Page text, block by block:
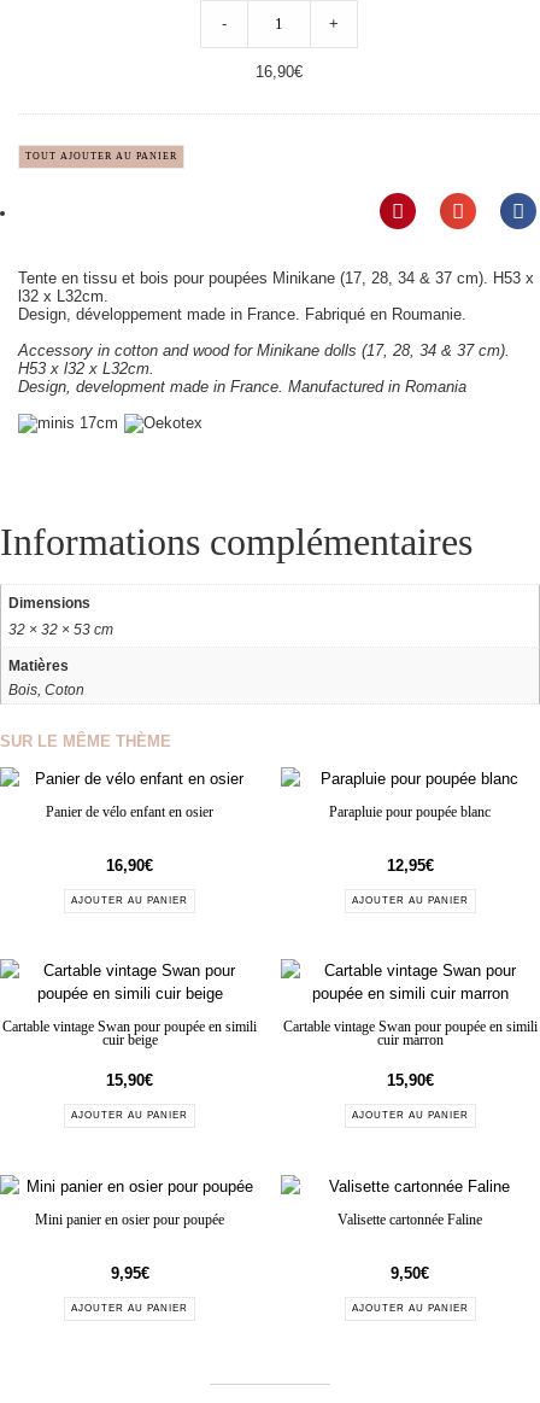
- +
16,90€
TOUT AJOUTER AU PANIER
Tente en tissu et bois pour poupées Minikane (17, 28, 34 & 37 cm). H53 x
l32 x L32cm.
Design, développement made in France. Fabriqué en Roumanie.
Accessory in cotton and wood for Minikane dolls (17, 28, 34 & 37 cm).
H53 x l32 x L32cm.
Design, development made in France. Manufactured in Romania
Informations complémentaires
Dimensions
32 × 32 × 53 cm
Matières
Bois, Coton
SUR LE MÊME THÈME
Panier de vélo enfant en osier
16,90€
AJOUTER AU PANIER
Parapluie pour poupée blanc
12,95€
AJOUTER AU PANIER
Cartable vintage Swan pour poupée en simili
cuir beige
15,90€
AJOUTER AU PANIER
Cartable vintage Swan pour poupée en simili
cuir marron
15,90€
AJOUTER AU PANIER
Mini panier en osier pour poupée
9,95€
AJOUTER AU PANIER
Valisette cartonnée Faline
9,50€
AJOUTER AU PANIER